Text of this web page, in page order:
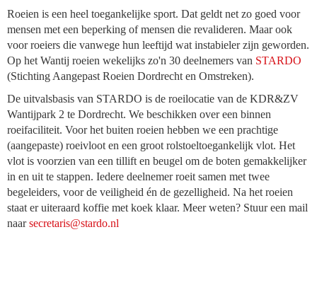
Roeien is een heel toegankelijke sport. Dat geldt net zo goed voor
mensen met een beperking of mensen die revalideren. Maar ook
voor roeiers die vanwege hun leeftijd wat instabieler zijn geworden.
Op het Wantij roeien wekelijks zo'n 30 deelnemers van STARDO
(Stichting Aangepast Roeien Dordrecht en Omstreken).
De uitvalsbasis van STARDO is de roeilocatie van de KDR&ZV
Wantijpark 2 te Dordrecht. We beschikken over een binnen
roeifaciliteit. Voor het buiten roeien hebben we een prachtige
(aangepaste) roeivloot en een groot rolstoeltoegankelijk vlot. Het
vlot is voorzien van een tillift en beugel om de boten gemakkelijker
in en uit te stappen. Iedere deelnemer roeit samen met twee
begeleiders, voor de veiligheid én de gezelligheid. Na het roeien
staat er uiteraard koffie met koek klaar. Meer weten? Stuur een mail
naarsiraterces@stardo.nl